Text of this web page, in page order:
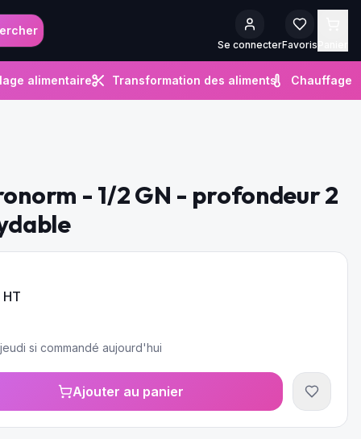
Se connecterFavoris
alimentaire Transformation des aliments Chauffage
- 1/2 GN - profondeur 2
si commandé aujourd'hui
Ajouter au panier